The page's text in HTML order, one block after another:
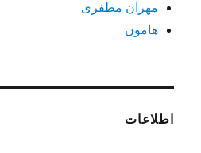
مهران مظفری
هامون
اطلاعات